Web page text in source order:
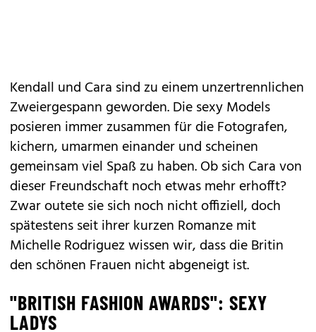
Kendall und Cara sind zu einem unzertrennlichen
Zweiergespann geworden. Die sexy Models
posieren immer zusammen für die Fotografen,
kichern, umarmen einander und scheinen
gemeinsam viel Spaß zu haben. Ob sich Cara von
dieser Freundschaft noch etwas mehr erhofft?
Zwar outete sie sich noch nicht offiziell, doch
spätestens seit ihrer kurzen Romanze mit
Michelle Rodriguez wissen wir, dass die Britin
den schönen Frauen nicht abgeneigt ist.
"BRITISH FASHION AWARDS": SEXY
LADYS